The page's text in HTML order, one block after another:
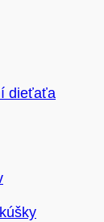
dieťaťa